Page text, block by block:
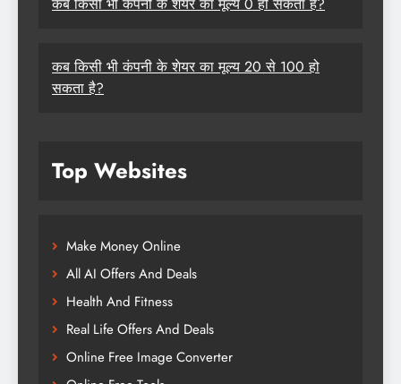
कब किसी भी कंपनी के शेयर का मूल्य 20 से 100 हो
सकता है?
Top Websites
Make Money Online
All AI Offers And Deals
Health And Fitness
Real Life Offers And Deals
Online Free Image Converter